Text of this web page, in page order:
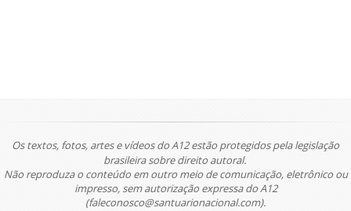
Os textos, fotos, artes e vídeos do A12 estão protegidos pela legislação
brasileira sobre direito autoral.
Não reproduza o conteúdo em outro meio de comunicação, eletrônico ou
impresso, sem autorização expressa do A12
(faleconosco@santuarionacional.com).